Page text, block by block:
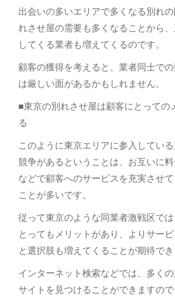
出会いの多いエリアで多くなる別れ
れさせ屋の需要も多くなることから
してくる業者も増えてくるのです。
顧客の獲得を考えると、業者同士で
は厳しい面があるかもしれません。
■東京の別れさせ屋は顧客にとっての
る
このように東京エリアに参入してい
競争があるということは、お互いに
などで顧客へのサービスを充実させ
ことが多いです。
従って東京のような同業者激戦区で
とってもメリットがあり、よりサー
と選択肢も増えてくることが期待でき
インターネット検索などでは、多く
サイトを見つけることができますの